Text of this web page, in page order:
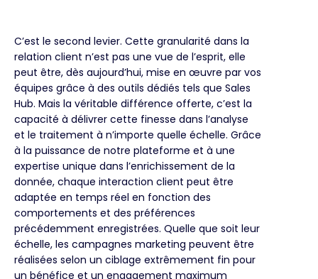
C’est le second levier. Cette granularité dans la
relation client n’est pas une vue de l’esprit, elle
peut être, dès aujourd’hui, mise en œuvre par vos
équipes grâce à des outils dédiés tels que Sales
Hub. Mais la véritable différence offerte, c’est la
capacité à délivrer cette finesse dans l’analyse
et le traitement à n’importe quelle échelle. Grâce
à la puissance de notre plateforme et à une
expertise unique dans l’enrichissement de la
donnée, chaque interaction client peut être
adaptée en temps réel en fonction des
comportements et des préférences
précédemment enregistrées. Quelle que soit leur
échelle, les campagnes marketing peuvent être
réalisées selon un ciblage extrêmement fin pour
un bénéfice et un engagement maximum